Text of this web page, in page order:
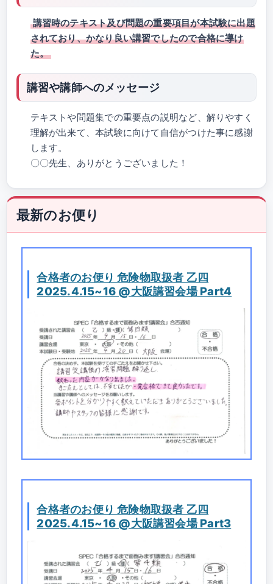
講習時のテキスト及び問題の重要項目が本試験に出題
されており、かなり良い講習でしたので合格に導け
た。
講習や講師へのメッセージ
テキストや問題集での重要点の説明など、解りやすく
理解が出来て、本試験に向けて自信がつけた事に感謝
します。
〇〇先生、ありがとうございました！
最新のお便り
合格者のお便り 危険物取扱者 乙四
2025.4.15~16 @大阪講習会場 Part4
合格者のお便り 危険物取扱者 乙四
2025.4.15~16 @大阪講習会場 Part3